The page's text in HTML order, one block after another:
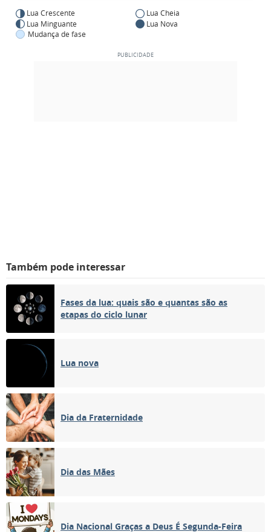
Lua Crescente
Lua Cheia
Lua Minguante
Lua Nova
Mudança de fase
Também pode interessar
Fases da lua: quais são e quantas são as
etapas do ciclo lunar
Lua nova
Dia da Fraternidade
Dia das Mães
Dia Nacional Graças a Deus É Segunda-Feira